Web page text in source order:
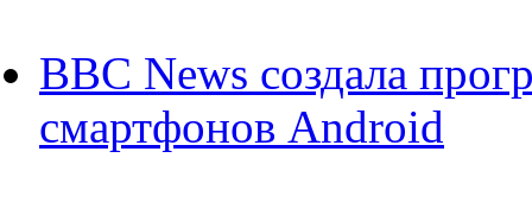
BBC News создала
смартфонов Android